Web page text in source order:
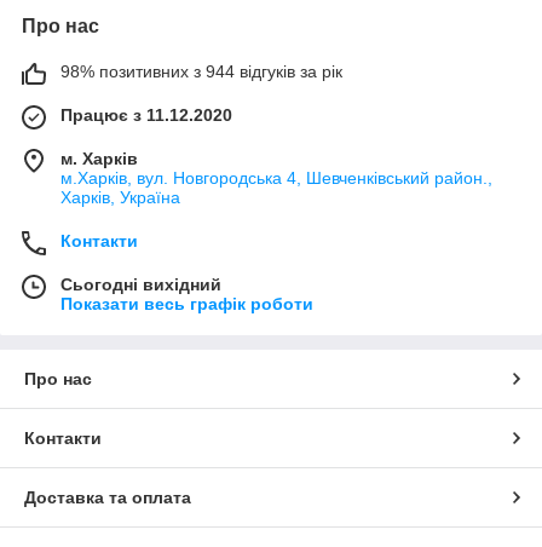
Про нас
98% позитивних з 944 відгуків за рік
Працює з 11.12.2020
м. Харків
м.Харків, вул. Новгородська 4, Шевченківський район.,
Харків, Україна
Контакти
Сьогодні вихідний
Показати весь графік роботи
Про нас
Контакти
Доставка та оплата